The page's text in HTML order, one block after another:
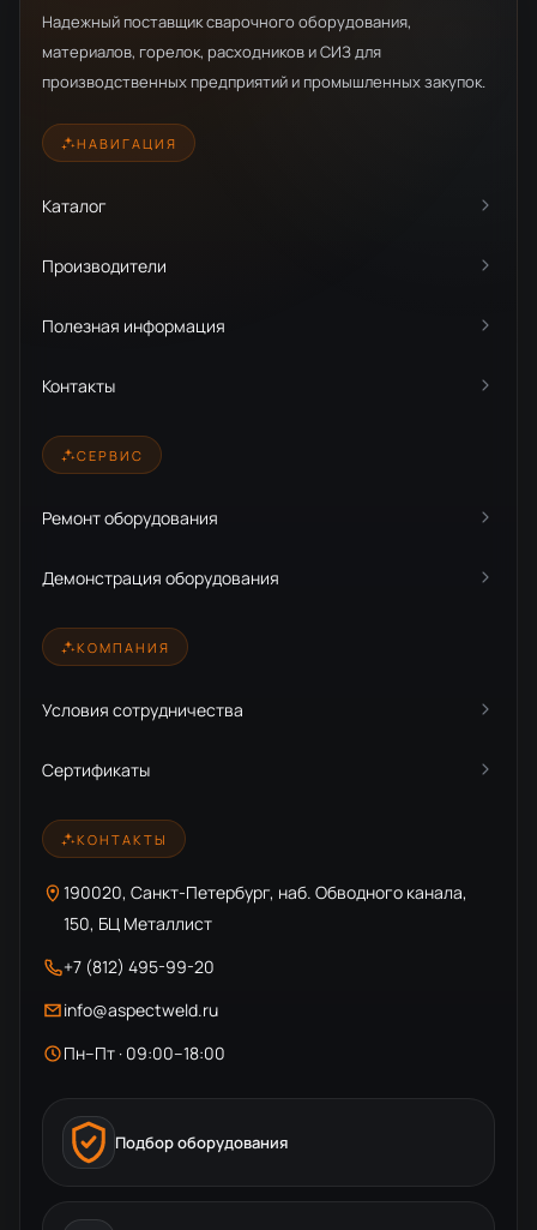
Надежный поставщик сварочного оборудования,
материалов, горелок, расходников и СИЗ для
производственных предприятий и промышленных закупок.
НАВИГАЦИЯ
Каталог
Производители
Полезная информация
Контакты
СЕРВИС
Ремонт оборудования
Демонстрация оборудования
КОМПАНИЯ
Условия сотрудничества
Сертификаты
КОНТАКТЫ
190020, Санкт-Петербург, наб. Обводного канала,
150, БЦ Металлист
+7 (812) 495-99-20
info@aspectweld.ru
Пн–Пт · 09:00–18:00
Подбор оборудования